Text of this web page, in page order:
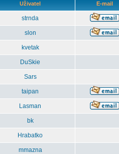
Uživatel E-mail
strnda
slon
kvetak
DuSkie
Sars
taipan
Lasman
bk
Hrabatko
mmazna